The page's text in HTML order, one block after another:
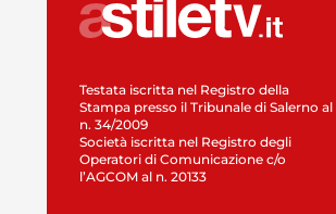
Testata iscritta nel Registro della
Stampa presso il Tribunale di Salerno al
n. 34/2009
Società iscritta nel Registro degli
Operatori di Comunicazione c/o
l’AGCOM al n. 20133